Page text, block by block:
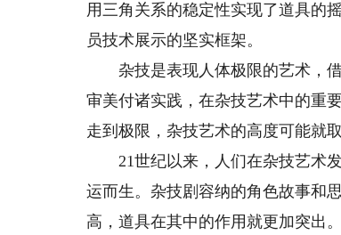
用三角关系的稳定性实现了道具的
员技术展示的坚实框架。
杂技是表现人体极限的艺术，借
审美付诸实践，在杂技艺术中的重
走到极限，杂技艺术的高度可能就
21世纪以来，人们在杂技艺术发
运而生。杂技剧容纳的角色故事和
高，道具在其中的作用就更加突出